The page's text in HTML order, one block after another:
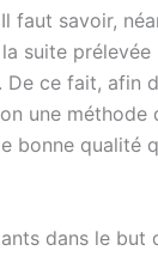
faut savoir,
suite prélevée
De ce fait, afin
une méthode
bonne qualité
dans le but